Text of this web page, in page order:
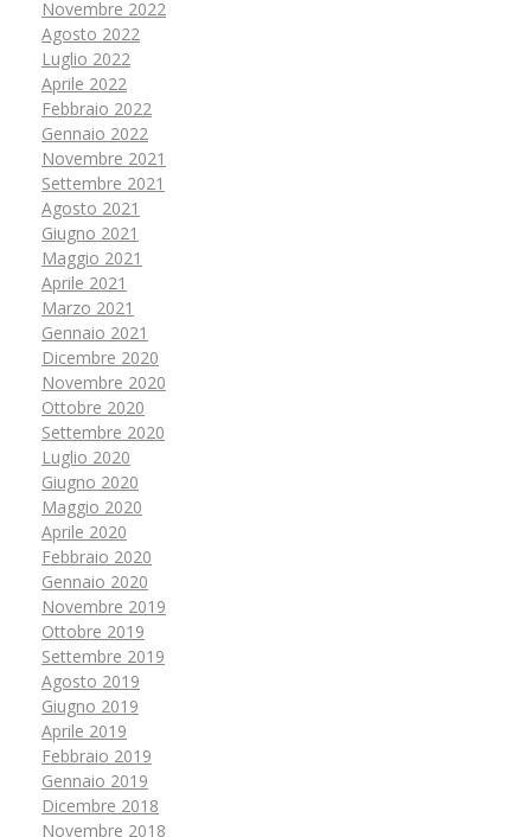
Novembre 2022
Agosto 2022
Luglio 2022
Aprile 2022
Febbraio 2022
Gennaio 2022
Novembre 2021
Settembre 2021
Agosto 2021
Giugno 2021
Maggio 2021
Aprile 2021
Marzo 2021
Gennaio 2021
Dicembre 2020
Novembre 2020
Ottobre 2020
Settembre 2020
Luglio 2020
Giugno 2020
Maggio 2020
Aprile 2020
Febbraio 2020
Gennaio 2020
Novembre 2019
Ottobre 2019
Settembre 2019
Agosto 2019
Giugno 2019
Aprile 2019
Febbraio 2019
Gennaio 2019
Dicembre 2018
Novembre 2018